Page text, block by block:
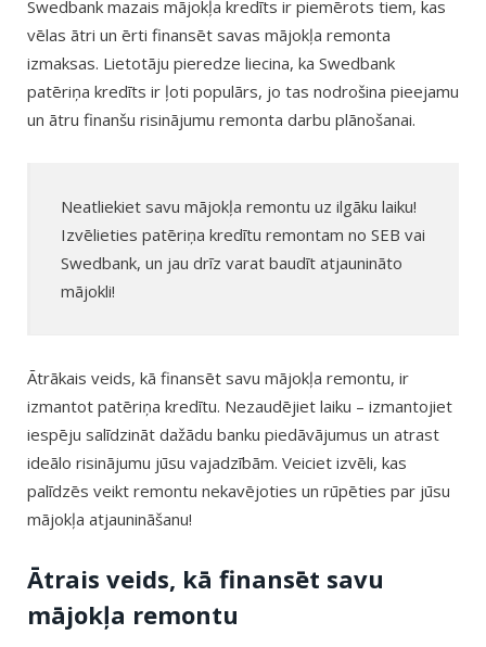
Swedbank mazais mājokļa kredīts ir piemērots tiem, kas
vēlas ātri un ērti finansēt savas mājokļa remonta
izmaksas. Lietotāju pieredze liecina, ka Swedbank
patēriņa kredīts ir ļoti populārs, jo tas nodrošina pieejamu
un ātru finanšu risinājumu remonta darbu plānošanai.
Neatliekiet savu mājokļa remontu uz ilgāku laiku!
Izvēlieties patēriņa kredītu remontam no SEB vai
Swedbank, un jau drīz varat baudīt atjaunināto
mājokli!
Ātrākais veids, kā finansēt savu mājokļa remontu, ir
izmantot patēriņa kredītu. Nezaudējiet laiku – izmantojiet
iespēju salīdzināt dažādu banku piedāvājumus un atrast
ideālo risinājumu jūsu vajadzībām. Veiciet izvēli, kas
palīdzēs veikt remontu nekavējoties un rūpēties par jūsu
mājokļa atjaunināšanu!
Ātrais veids, kā finansēt savu
mājokļa remontu